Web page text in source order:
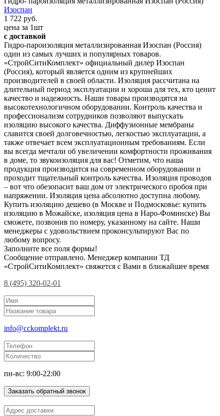
Изоспан
1 722 руб.
цена за 1шт
с доставкой
Гидро-пароизоляция металлизированная Изоспан (Россия)
один из самых лучших и популярных товаров.
«СтройСитиКомплект» официальный дилер Изоспан
(Россия), который является одним из крупнейших
производителей в своей области. Изоляция рассчитана на
длительный период эксплуатации и хороша для тех, кто ценит
качество и надежность. Наши товары производятся на
высокотехнологичном оборудовании. Контроль качества и
профессионализм сотрудников позволяют выпускать
изоляцию высокого качества. Диффузионные мембраны
славится своей долговечностью, легкостью эксплуатации, а
также отвечает всем эксплуатационным требованиям. Если
вы всегда мечтали об увеличении комфортности проживания
в доме, то звукоизоляция для вас! Отметим, что наша
продукция производится на современном оборудовании и
проходит тщательный контроль качества. Изоляция проводов
– вот что обезопасит ваш дом от электрического пробоя при
напряжении. Изоляция цена абсолютно доступна любому.
Купить изоляцию дешево (в Москве и Подмосковье: купить
изоляцию в Можайске, изоляция цена в Наро-Фоминске) Вы
сможете, позвонив по номеру, указанному на сайте. Наши
менеджеры с удовольствием проконсультируют Вас по
любому вопросу.
Заполните все поля формы!
Сообщение отправлено. Менеджер компании ТД
«СтройСитиКомплект» свяжется с Вами в ближайшее время
8 (495) 320-02-01
info@cckomplekt.ru
пн-вс: 9:00-22:00
Заказать обратный звонок